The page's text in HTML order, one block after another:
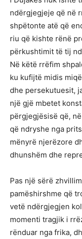
ndërgjegjeje që në
shpëtonte atë që
riu që kishte rënë
përkushtimit të tij
Në këtë rrëfim
ku kufijtë midis
dhe persekutuesit,
një gjë mbetet
përgjegjësisë që,
që ndryshe nga
mënyrë njerëzore
dhunshëm dhe
Pas një sërë
pamëshirshme që
vetë ndërgjegjen
momenti tragjik i
rënduar nga frika,